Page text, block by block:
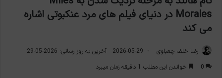
Morales در دنیای فیلم های مرد عنکبوتی اشاره
می کند
رضا خلف چعباوی 2026-05-29
آخرین به روز رسانی: 2026-05-29
0
خواندن این مطلب 1 دقیقه زمان میبرد